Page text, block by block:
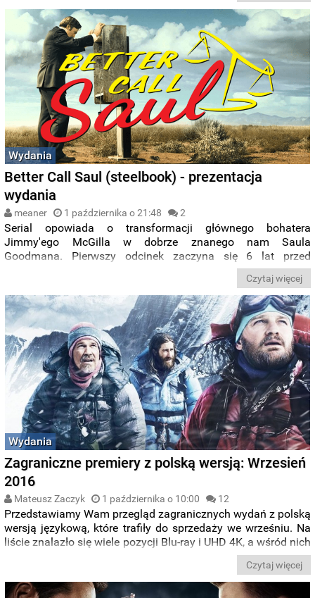
Wydania
Better Call Saul (steelbook) - prezentacja
wydania
meaner 1 października o 21:48 2
Serial opowiada o transformacji głównego bohatera
Jimmy'ego McGilla w dobrze znanego nam Saula
Goodmana. Pierwszy odcinek zaczyna się 6 lat przed
wydarzeniami, które widzieliśmy w serialu "Breaking Bad",
zanim to Saul Goodman poznał Waltera White'a.
Początkujący prawnik, Jimmy McGill, mieszka na zapleczu
salonu kosmetycznego i robi dosłownie wszystko, aby
zaistnieć na sądowej scenie. Serial już pierwszym odcinkiem
zapisał się w historii telewizji kablowych najlepszym
otwarciem sezonu.
Czytaj więcej
Wydania
Zagraniczne premiery z polską wersją: Wrzesień
2016
Mateusz Zaczyk 1 października o 10:00 12
Przedstawiamy Wam przegląd zagranicznych wydań z polską
wersją językową, które trafiły do sprzedaży we wrześniu. Na
liście znalazło się wiele pozycji Blu-ray i UHD 4K, a wśród nich
takie tytuły jak: Labirynt, Everest, Angry Birds, czy Akcja na
Czytaj więcej